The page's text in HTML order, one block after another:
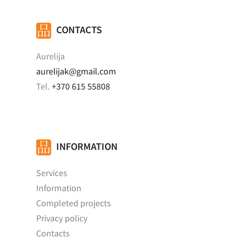
CONTACTS
Aurelija
aurelijak@gmail.com
Tel.+370 615 55808
INFORMATION
Services
Information
Completed projects
Privacy policy
Contacts